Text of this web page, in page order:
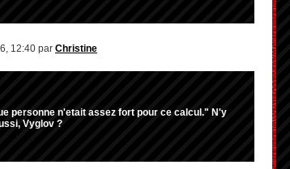
12:40 par Christine
personne n'etait assez fort pour ce calcul." N'y
Vyglov ?